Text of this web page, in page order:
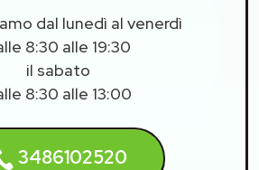
dal lunedì al venerdì
8:30 alle 19:30
il sabato
8:30 alle 13:00
3486102520